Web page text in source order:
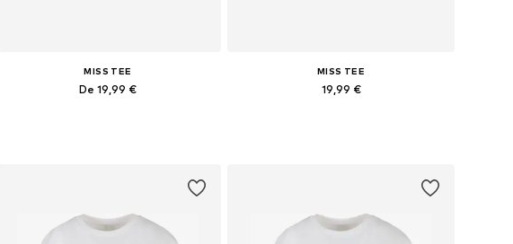
MISS TEE
De 19,99 €
MISS TEE
19,99 €